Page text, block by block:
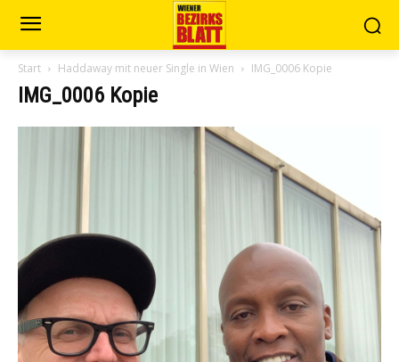
Start Haddaway mit neuer Single in Wien IMG_0006 Kopie
IMG_0006 Kopie